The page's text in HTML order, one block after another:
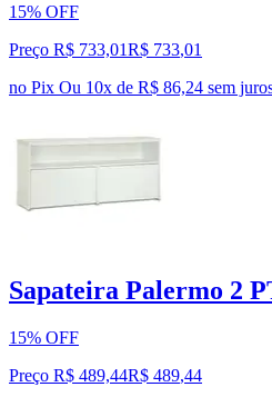
15% OFF
Preço R$ 733,01R$ 733,01
no Pix Ou 10x de R$ 86,24 sem
Sapateira Palermo 2
15% OFF
Preço R$ 489,44R$ 489,44